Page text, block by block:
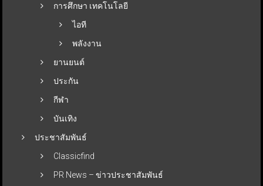
การศึกษา เทคโนโลยี
ไอที
พลังงาน
ยานยนต์
ประกัน
กีฬา
บันเทิง
ประชาสัมพันธ์
Classicfind
PR News – ข่าวประชาสัมพันธ์